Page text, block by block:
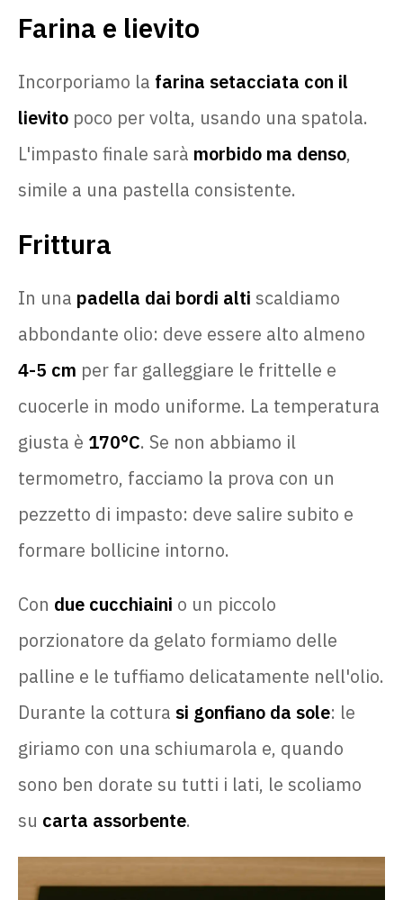
Farina e lievito
Incorporiamo la farina setacciata con il
lievito poco per volta, usando una spatola.
L'impasto finale sarà morbido ma denso,
simile a una pastella consistente.
Frittura
In una padella dai bordi alti scaldiamo
abbondante olio: deve essere alto almeno
4-5 cm per far galleggiare le frittelle e
cuocerle in modo uniforme. La temperatura
giusta è 170°C. Se non abbiamo il
termometro, facciamo la prova con un
pezzetto di impasto: deve salire subito e
formare bollicine intorno.
Con due cucchiaini o un piccolo
porzionatore da gelato formiamo delle
palline e le tuffiamo delicatamente nell'olio.
Durante la cottura si gonfiano da sole: le
giriamo con una schiumarola e, quando
sono ben dorate su tutti i lati, le scoliamo
su carta assorbente.